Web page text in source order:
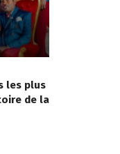
les plus
de la